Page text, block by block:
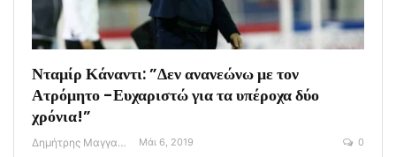
Νταμίρ Κάναντι: ”Δεν ανανεώνω με τον
Ατρόμητο -Ευχαριστώ για τα υπέροχα δύο
χρόνια!”
Δημήτρης Μαγγανάρης Μάι 6, 2019 0